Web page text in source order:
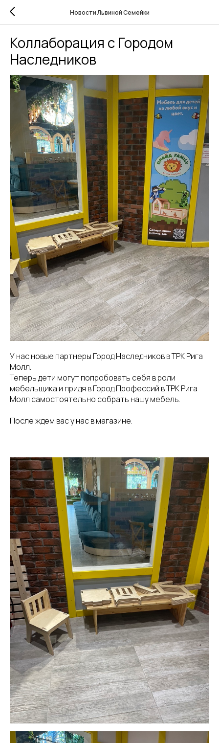
Новости Львиной Семейки
Коллаборация с Городом
Наследников
У нас новые партнеры Город Наследников в ТРК Рига
Молл.
Теперь дети могут попробовать себя в роли
мебельщика и придя в Город Профессий в ТРК Рига
Молл самостоятельно собрать нашу мебель.
После ждем вас у нас в магазине.